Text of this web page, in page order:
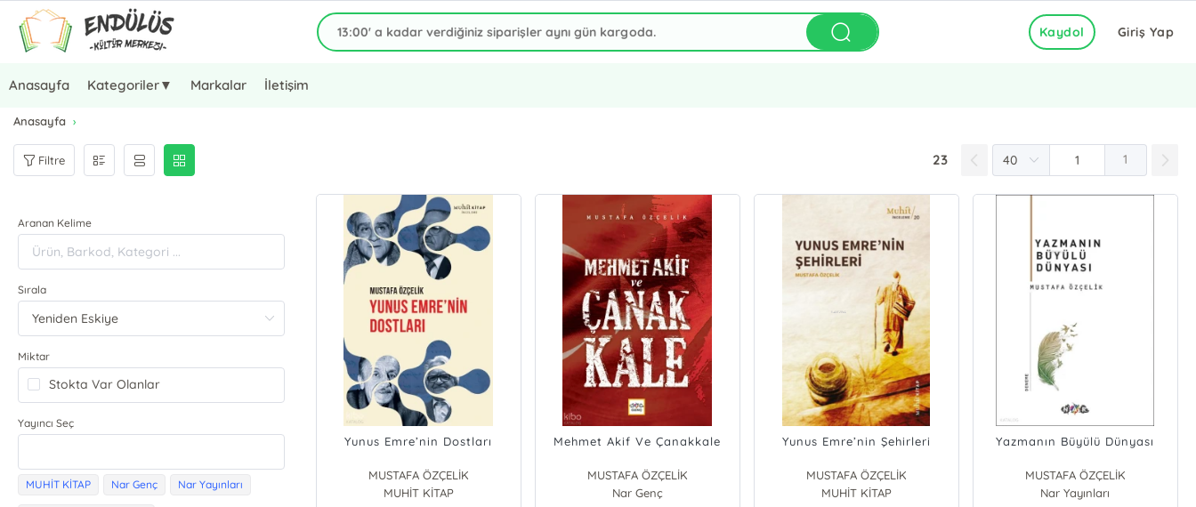
Giriş Yap
Kaydol
Anasayfa Kategoriler▼ Markalar İletişim
Anasayfa
Filtre 23 1
Aranan Kelime
Sırala
Miktar
Stokta Var Olanlar
Yayıncı Seç
MUHİT KİTAP Nar Genç Nar Yayınları
Yunus Emre’nin Dostları
MUSTAFA ÖZÇELİK
MUHİT KİTAP
Mehmet Akif Ve Çanakkale
MUSTAFA ÖZÇELİK
Nar Genç
Yunus Emre’nin Şehirleri
MUSTAFA ÖZÇELİK
MUHİT KİTAP
Yazmanın Büyülü Dünyası
MUSTAFA ÖZÇELİK
Nar Yayınları